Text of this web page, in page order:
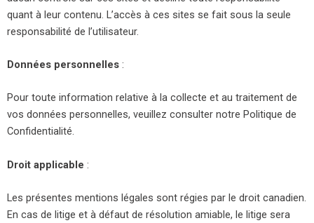
quant à leur contenu. L’accès à ces sites se fait sous la seule
responsabilité de l’utilisateur.
Données personnelles :
Pour toute information relative à la collecte et au traitement de
vos données personnelles, veuillez consulter notre Politique de
Confidentialité.
Droit applicable :
Les présentes mentions légales sont régies par le droit canadien.
En cas de litige et à défaut de résolution amiable, le litige sera